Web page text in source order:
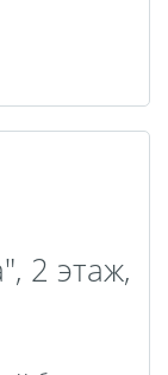
2 этаж,